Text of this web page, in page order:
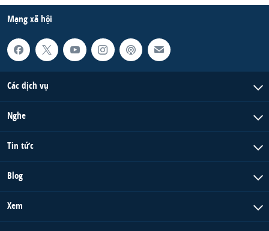
Mạng xã hội
Các dịch vụ
Nghe
Tin tức
Blog
Xem